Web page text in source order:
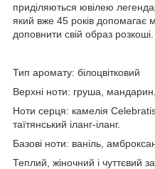
приділяються ювілею
який вже 45 років допомагає
доповнити свій образ розкоші.
Тип аромату: білоцвітковий
Верхні ноти: груша,
Ноти серця: камелія
таїтянський іланг-іланг.
Базові ноти: ваніль,
Теплий, жіночний і чуттєвий